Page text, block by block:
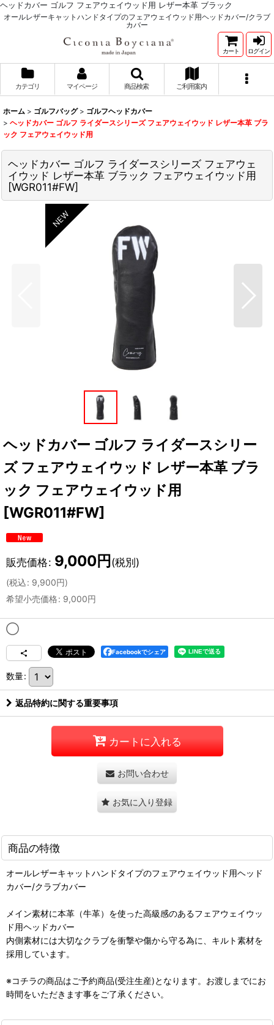
ヘッドカバー ゴルフ フェアウェイウッド用 レザー本革 ブラック
オールレザーキャットハンドタイプのフェアウェイウッド用ヘッドカバー/クラブ
カバー
カート ログイン
カテゴリ マイページ 商品検索 ご利用案内
ホーム > ゴルフバッグ > ゴルフヘッドカバー
> ヘッドカバー ゴルフ ライダースシリーズ フェアウェイウッド レザー本革 ブラ
ック フェアウェイウッド用
ヘッドカバー ゴルフ ライダースシリーズ フェアウェ
イウッド レザー本革 ブラック フェアウェイウッド用
[WGR011#FW]
ヘッドカバー ゴルフ ライダースシリー
ズ フェアウェイウッド レザー本革 ブラ
ック フェアウェイウッド用
[WGR011#FW]
販売価格: 9,000円 (税別)
(税込: 9,900円)
希望小売価格: 9,000円
◯
Facebookでシェア
数量:
返品特約に関する重要事項
カートに入れる
お問い合わせ
お気に入り登録
商品の特徴
オールレザーキャットハンドタイプのフェアウェイウッド用ヘッド
カバー/クラブカバー
メイン素材に本革（牛革）を使った高級感のあるフェアウェイウッ
ド用ヘッドカバー
内側素材には大切なクラブを衝撃や傷から守る為に、キルト素材を
採用しています。
※コチラの商品はご予約商品(受注生産)となります。お渡しまでにお
時間をいただきます事をご了承ください。